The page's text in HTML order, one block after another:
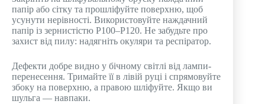
папір або сітку та прошліфуйте поверхню, щоб
усунути нерівності. Використовуйте наждачний
папір із зернистістю Р100–Р120. Не забудьте про
захист від пилу: надягніть окуляри та респіратор.
Дефекти добре видно у бічному світлі від лампи-
перенесення. Тримайте її в лівій руці і спрямовуйте
збоку на поверхню, а правою шліфуйте. Якщо ви
шульга — навпаки.